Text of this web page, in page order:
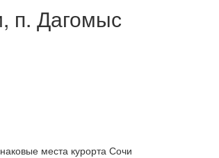
п. Дагомыс
места курорта Сочи